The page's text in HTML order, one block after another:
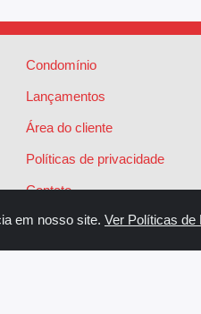
Condomínio
Lançamentos
Área do cliente
Políticas de privacidade
Contato
em nosso site. Ver Políticas de